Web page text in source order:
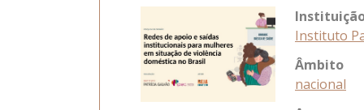
Instituto
Âmbito
nacional